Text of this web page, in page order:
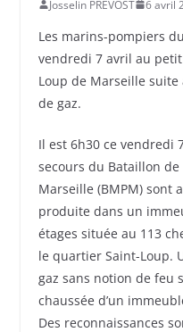
Josselin PREVOST 6 avril
Les marins-pompiers
vendredi 7 avril au
Loup de Marseille
de gaz.
Il est 6h30 ce vendredi
secours du Bataillon
Marseille (BMPM) sont
produite dans un
étages située au 113
le quartier Saint-Loup.
gaz sans notion de feu
chaussée d’un
Des reconnaissances